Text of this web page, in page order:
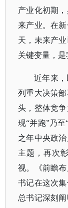
产业化初期
来产业。在
天，未来产
关键变量，是
近年来
列重大决策
头，整体竞
现“并跑”乃至
之年中央政
主题，再次
视。《前瞻
书记在这次
总书记深刻